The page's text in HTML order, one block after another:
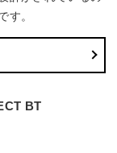
す。
BT